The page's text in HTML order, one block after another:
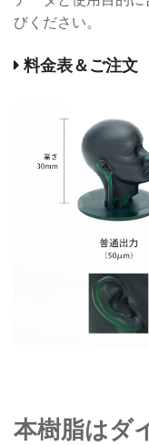
びください。
料金表＆ご注文
本樹脂はダ